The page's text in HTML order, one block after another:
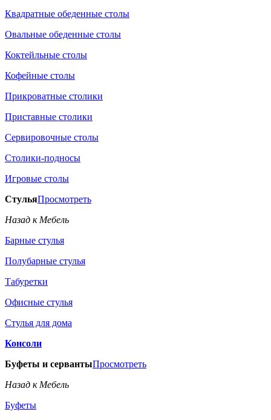
Квадратные обеденные столы
Овальные обеденные столы
Коктейльные столы
Кофейные столы
Прикроватные столики
Приставные столики
Сервировочные столы
Столики-подносы
Игровые столы
СтульяПросмотреть
Назад к Мебель
Барные стулья
Полубарные стулья
Табуретки
Офисные стулья
Стулья для дома
Консоли
Буфеты и сервантыПросмотреть
Назад к Мебель
Буфеты